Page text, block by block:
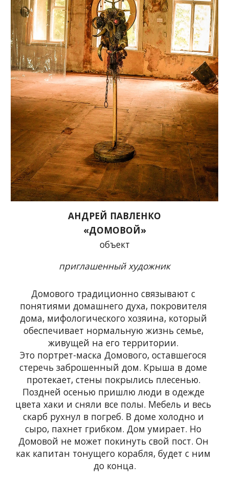
АНДРЕЙ ПАВЛЕНКО
«ДОМОВОЙ»
объект
приглашенный художник
Домового традиционно связывают с
понятиями домашнего духа, покровителя
дома, мифологического хозяина, который
обеспечивает нормальную жизнь семье,
живущей на его территории.
Это портрет-маска Домового, оставшегося
стеречь заброшенный дом. Крыша в доме
протекает, стены покрылись плесенью.
Поздней осенью пришлю люди в одежде
цвета хаки и сняли все полы. Мебель и весь
скарб рухнул в погреб. В доме холодно и
сыро, пахнет грибком. Дом умирает. Но
Домовой не может покинуть свой пост. Он
как капитан тонущего корабля, будет с ним
до конца.